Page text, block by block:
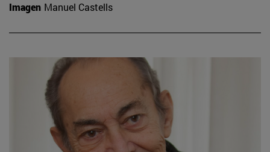
Imagen Manuel Castells